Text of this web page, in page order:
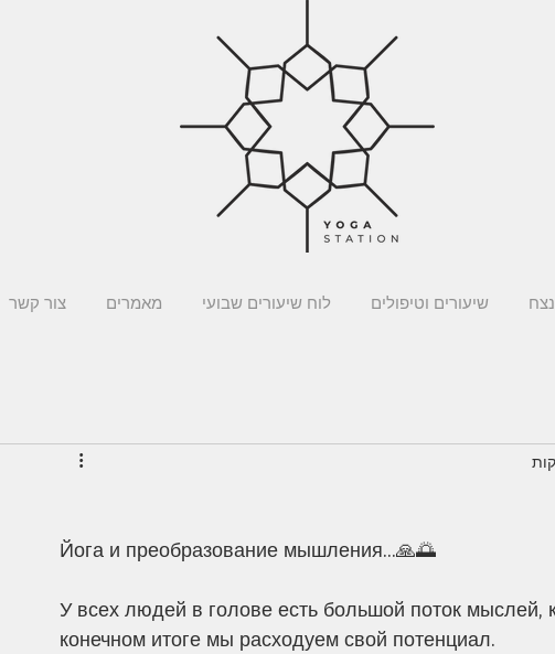
צור קשר מאמרים לוח שיעורים שבועי שיעורים וטיפולים
Йога и преобразование мышления...🙏🌅
У всех людей в голове есть большой поток мыслей,
конечном итоге мы расходуем свой потенциал.